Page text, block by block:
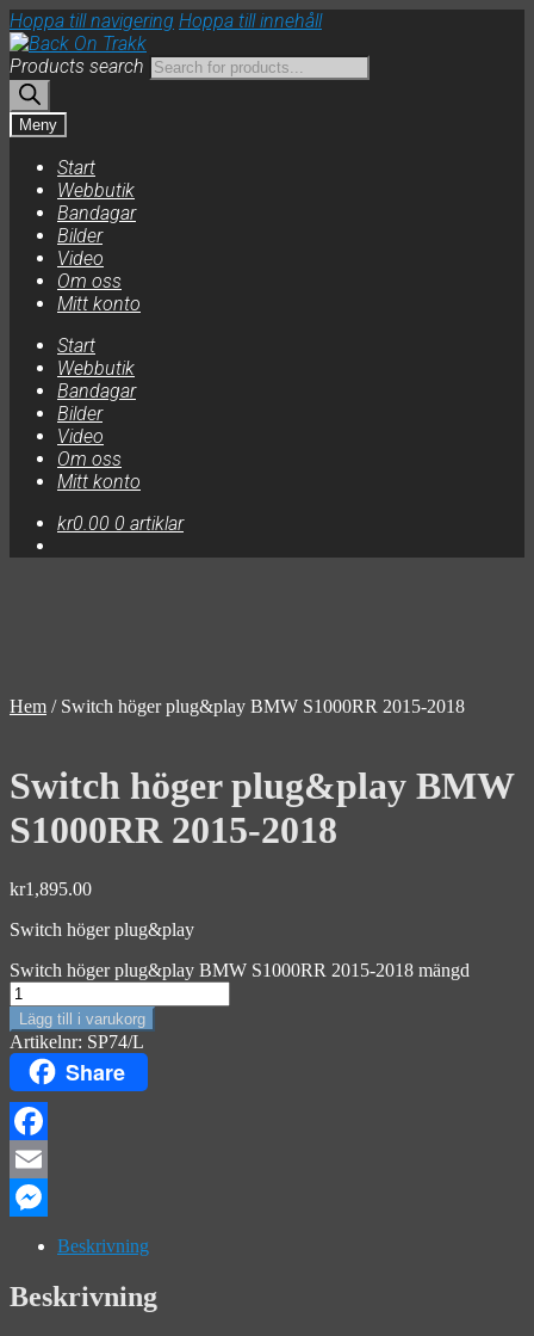
Hoppa till navigering Hoppa till innehåll
Products search
Meny
Start
Webbutik
Bandagar
Bilder
Video
Om oss
Mitt konto
Start
Webbutik
Bandagar
Bilder
Video
Om oss
Mitt konto
kr0.00 0 artiklar
Hem / Switch höger plug&play BMW S1000RR 2015-2018
Switch höger plug&play BMW
S1000RR 2015-2018
kr1,895.00
Switch höger plug&play
Switch höger plug&play BMW S1000RR 2015-2018 mängd
Lägg till i varukorg
Artikelnr: SP74/L
Share
Facebook
Email
Messenger
Beskrivning
Beskrivning